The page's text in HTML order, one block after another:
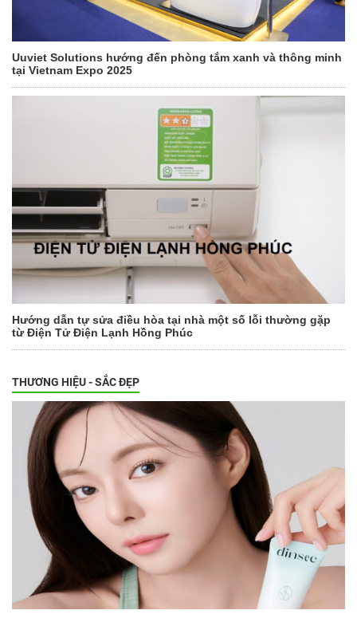
Uuviet Solutions hướng đến phòng tắm xanh và thông minh
tại Vietnam Expo 2025
Hướng dẫn tự sửa điều hòa tại nhà một số lỗi thường gặp
từ Điện Tử Điện Lạnh Hồng Phúc
THƯƠNG HIỆU - SẮC ĐẸP